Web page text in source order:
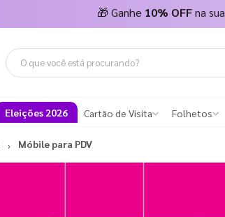
🎁 Ganhe 10% OFFna sua
Eleições 2026 Cartão de Visita Folhetos
Móbile para PDV